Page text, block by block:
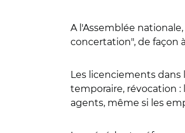
A l'Assemblée
concertation", de façon
Les licenciements dans
temporaire, révocation
agents, même si les